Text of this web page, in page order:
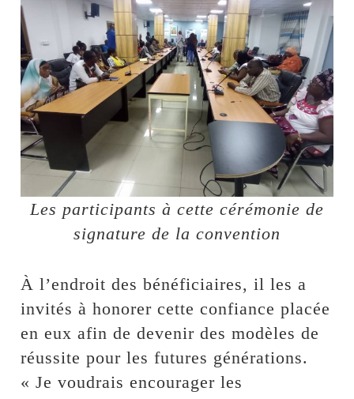
Les participants à cette cérémonie de
signature de la convention
À l’endroit des bénéficiaires, il les a
invités à honorer cette confiance placée
en eux afin de devenir des modèles de
réussite pour les futures générations.
« Je voudrais encourager les